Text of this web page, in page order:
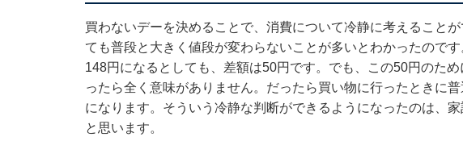
買わないデーを決めることで、消費について冷静に考えること
ても普段と大きく値段が変わらないことが多いとわかったので
148円になるとしても、差額は50円です。でも、この50円のた
ったら全く意味がありません。だったら買い物に行ったときに
になります。そういう冷静な判断ができるようになったのは、
と思います。